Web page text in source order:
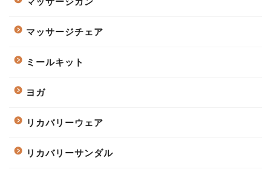
マッサージチェア
ミールキット
ヨガ
リカバリーウェア
リカバリーサンダル